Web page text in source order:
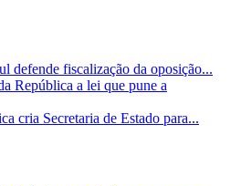
defende fiscalização da oposição...
República a lei que pune a
cria Secretaria de Estado para...